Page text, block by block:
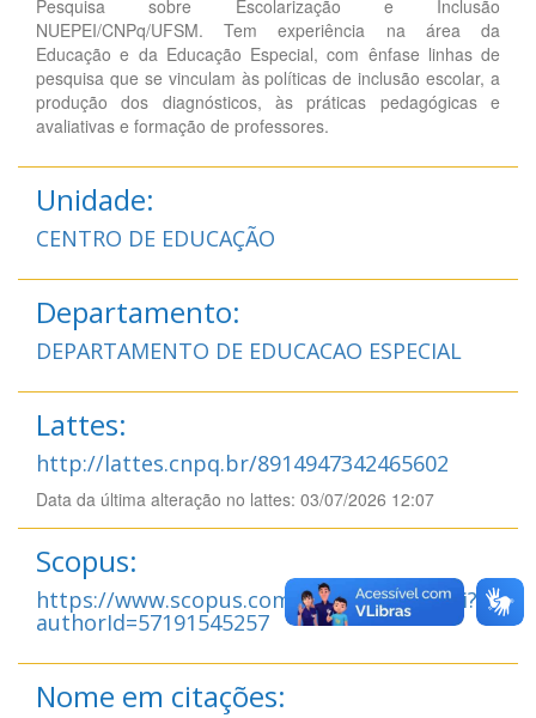
Pesquisa sobre Escolarização e Inclusão
NUEPEI/CNPq/UFSM. Tem experiência na área da
Educação e da Educação Especial, com ênfase linhas de
pesquisa que se vinculam às políticas de inclusão escolar, a
produção dos diagnósticos, às práticas pedagógicas e
avaliativas e formação de professores.
Unidade:
CENTRO DE EDUCAÇÃO
Departamento:
DEPARTAMENTO DE EDUCACAO ESPECIAL
Lattes:
http://lattes.cnpq.br/8914947342465602
Data da última alteração no lattes: 03/07/2026 12:07
Scopus:
https://www.scopus.com/authid/detail.uri?
authorId=57191545257
Nome em citações: